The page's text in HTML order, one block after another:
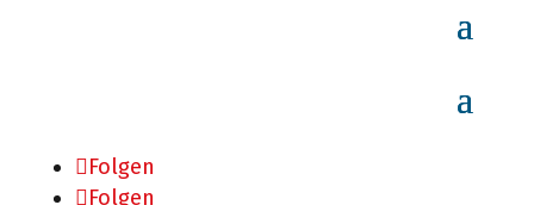
Folgen
Folgen